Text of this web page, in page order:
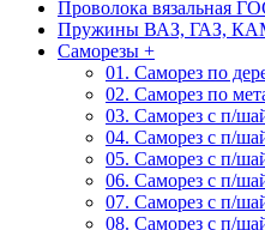
Проволока вязальная
Пружины ВАЗ, ГАЗ,
Саморезы +
01. Саморез по
02. Саморез по
03. Саморез с п/
04. Саморез с п/
05. Саморез с п/
06. Саморез с п/
07. Саморез с п/
08. Саморез с п/